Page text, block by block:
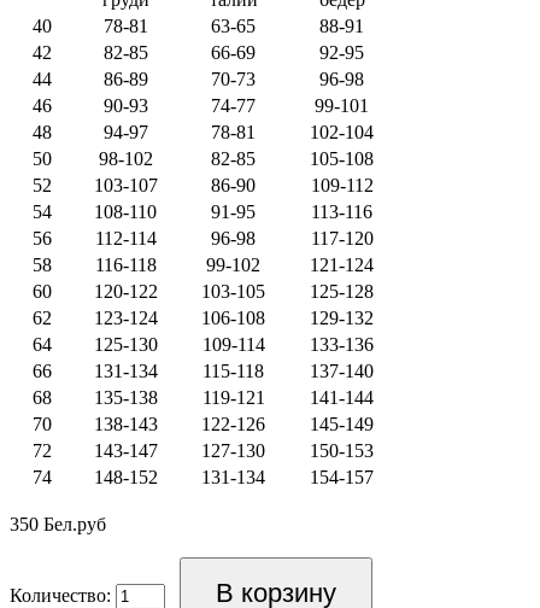
40 78-81 63-65
88-91
42
82-85 66-69
92-95
44
86-89 70-73
96-98
46
90-93 74-77
99-101
48
94-97 78-81
102-104
50
98-102 82-85
105-108
52
103-107 86-90
109-112
54
108-110 91-95
113-116
56
112-114 96-98
117-120
58
116-118 99-102
121-124
60
120-122 103-105
125-128
62
123-124 106-108
129-132
64
125-130 109-114
133-136
66
131-134 115-118
137-140
68
135-138 119-121
141-144
70
138-143 122-126
145-149
72
143-147 127-130
150-153
74
148-152 131-134 154-157
350 Бел.руб
Количество: